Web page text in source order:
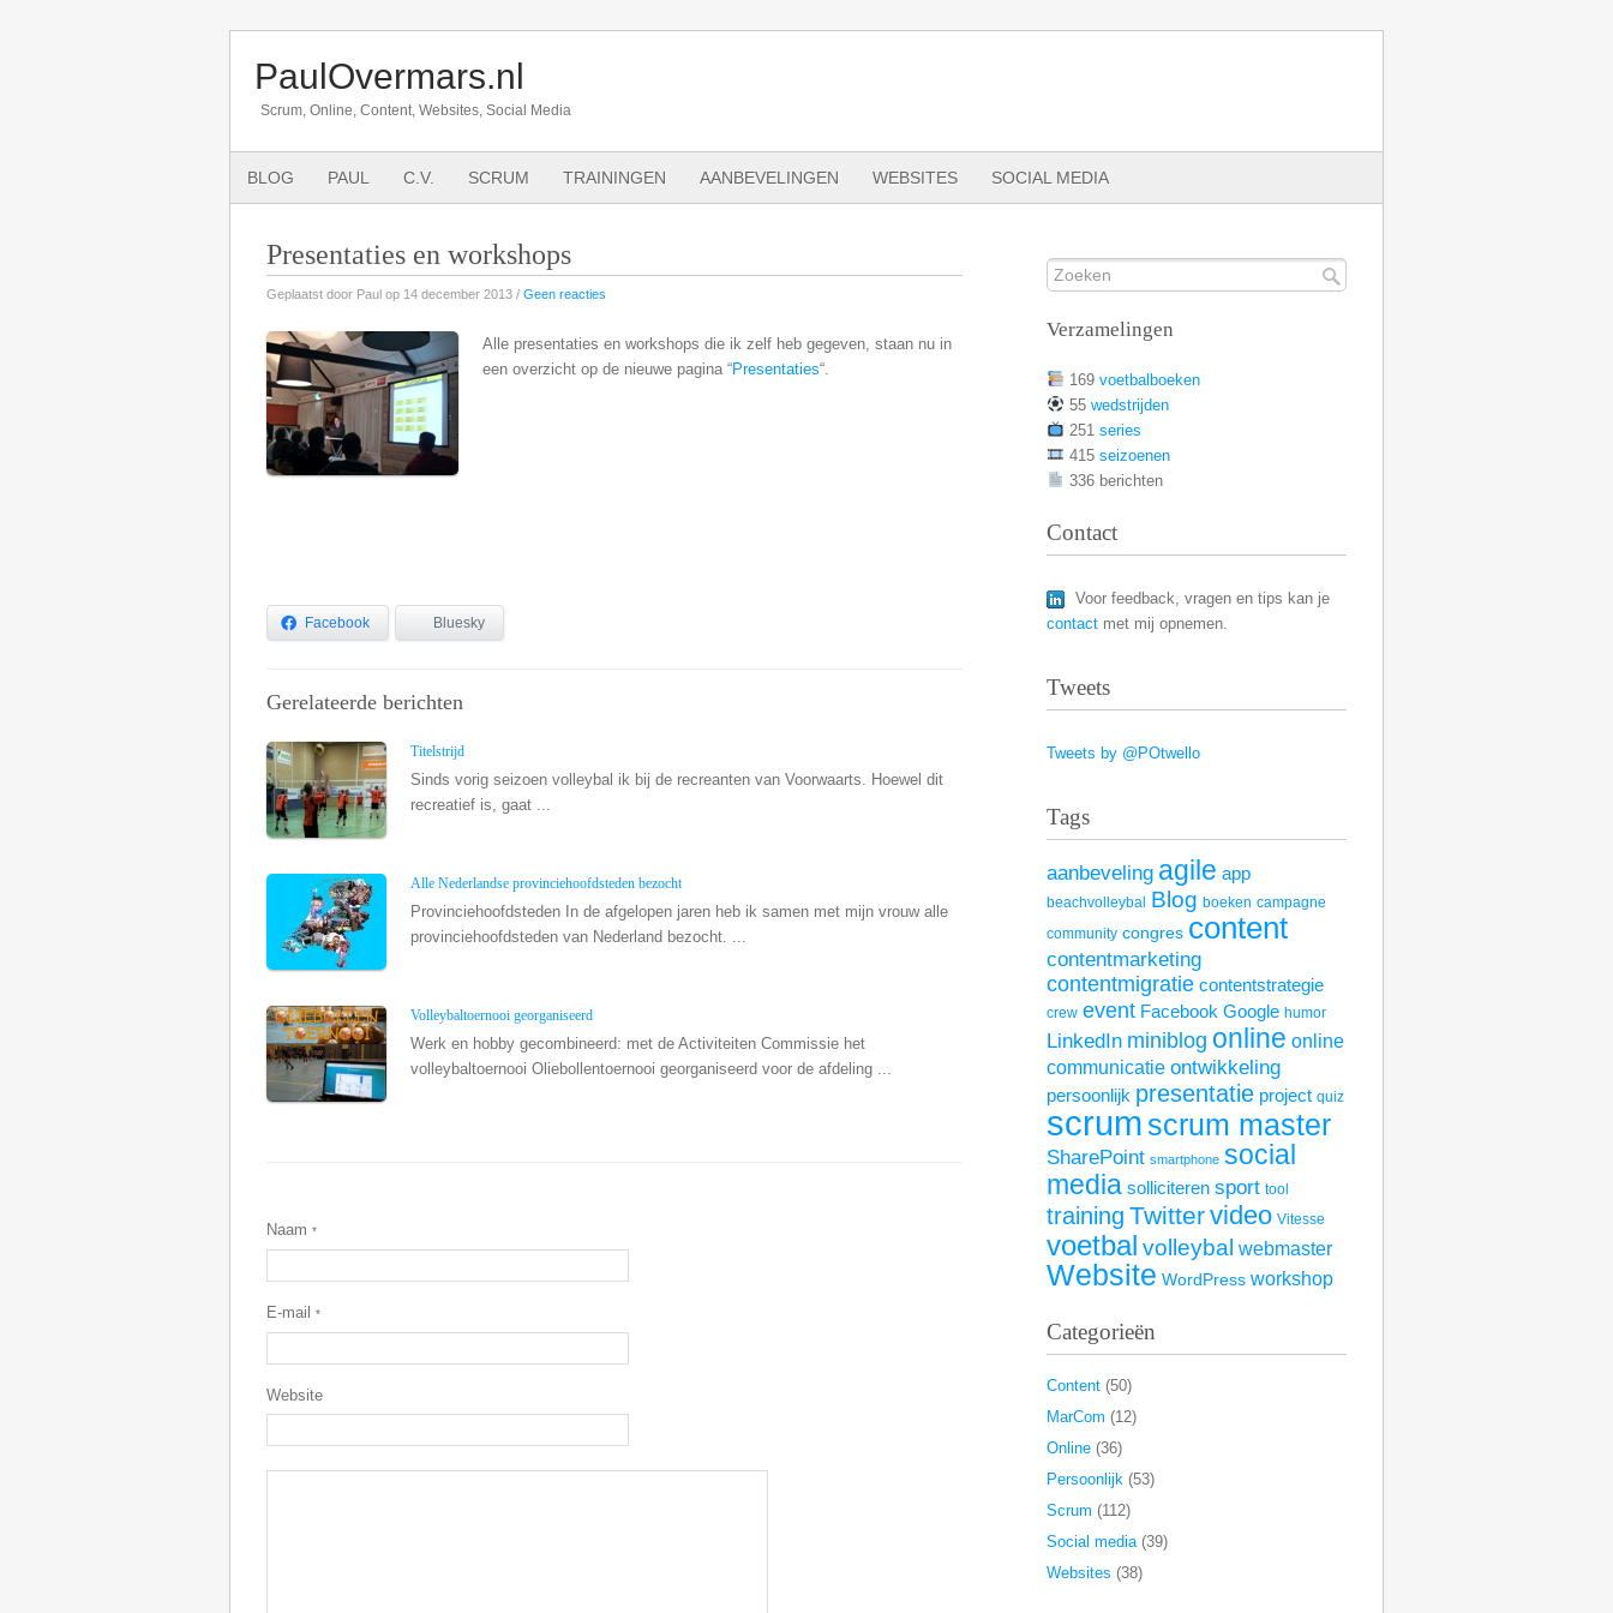
PaulOvermars.nl
Scrum, Online, Content, Websites, Social Media
BLOG PAUL C.V. SCRUM TRAININGEN AANBEVELINGEN WEBSITES SOCIAL MEDIA
Presentaties en workshops
Geplaatst door Paul op 14 december 2013 / Geen reacties
Alle presentaties en workshops die ik zelf heb gegeven, staan nu in
een overzicht op de nieuwe pagina “Presentaties“.
Facebook Bluesky
Gerelateerde berichten
Titelstrijd
Sinds vorig seizoen volleybal ik bij de recreanten van Voorwaarts. Hoewel dit
recreatief is, gaat ...
Alle Nederlandse provinciehoofdsteden bezocht
Provinciehoofdsteden In de afgelopen jaren heb ik samen met mijn vrouw alle
provinciehoofdsteden van Nederland bezocht. ...
Volleybaltoernooi georganiseerd
Werk en hobby gecombineerd: met de Activiteiten Commissie het
volleybaltoernooi Oliebollentoernooi georganiseerd voor de afdeling ...
Naam *
E-mail *
Website
Verzamelingen
169 voetbalboeken
55 wedstrijden
251 series
415 seizoenen
336 berichten
Contact
Voor feedback, vragen en tips kan je
contact met mij opnemen.
Tweets
Tweets by @POtwello
Tags
aanbeveling agile app
beachvolleybal Blog boeken campagne
community congres content
contentmarketing
contentmigratie contentstrategie
crew event Facebook Google humor
LinkedIn miniblog online online
communicatie ontwikkeling
persoonlijk presentatie project quiz
scrum scrum master
SharePoint smartphone social
media solliciteren sport tool
training Twittervideo Vitesse
voetbal volleybal webmaster
Website WordPress workshop
Categorieën
Content (50)
MarCom (12)
Online (36)
Persoonlijk (53)
Scrum (112)
Social media(39)
Websites (38)